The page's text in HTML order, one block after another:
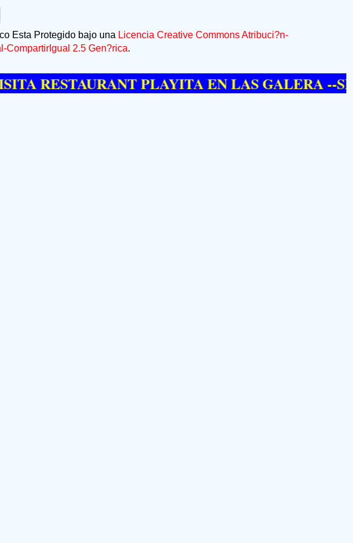
Esta Protegido bajo una Licencia Creative Commons Atribuci?n-
CompartirIgual 2.5 Gen?rica.
PLAYITA EN LAS GALERA --SÍ